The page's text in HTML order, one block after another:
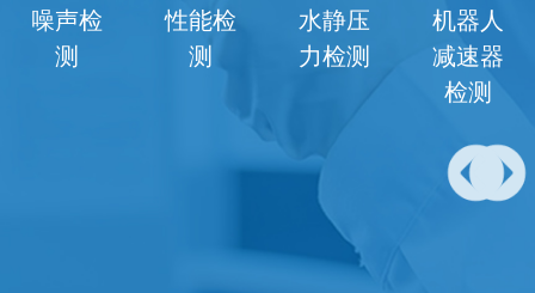
机器人
减速器
机器人
电机检
环境适
应性检
电气检
测